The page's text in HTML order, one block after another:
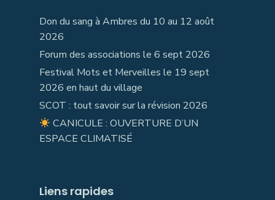
Don du sang à Ambres du 10 au 12 août
2026
Forum des associations le 6 sept 2026
Festival Mots et Merveilles le 19 sept
2026 en haut du village
SCOT : tout savoir sur la révision 2026
CANICULE : OUVERTURE D’UN
ESPACE CLIMATISÉ
Liens rapides